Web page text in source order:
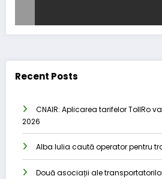
Recent Posts
CNAIR: Aplicarea tarifelor TollRo
2026
Alba Iulia caută operator pentru
Două asociații ale